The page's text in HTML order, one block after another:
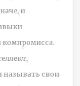
и
компромисса.
называть свои